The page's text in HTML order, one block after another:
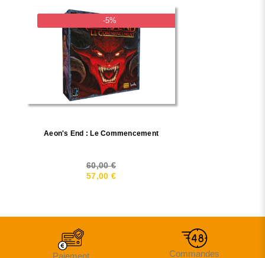
-5%
Aeon's End : Le Commencement
60,00 €
57,00 €
Paiement
Commandes